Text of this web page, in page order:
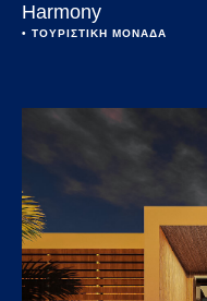
Harmony
• ΤΟΥΡΙΣΤΙΚΗ ΜΟΝΑΔΑ
Open link